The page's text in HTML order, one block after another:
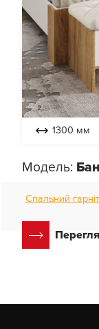
1300 мм
Модель:
Спальний